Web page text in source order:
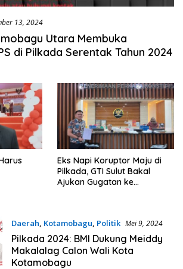
13, 2024
Utara Membuka
di Pilkada Serentak Tahun 2024
Eks Napi Koruptor Maju di
Pilkada, GTI Sulut Bakal
Ajukan Gugatan ke
Daerah, Kotamobagu, Politik Mei 9, 2024
Pilkada 2024: BMI Dukung Meiddy
Makalalag Calon Wali Kota
Kotamobagu